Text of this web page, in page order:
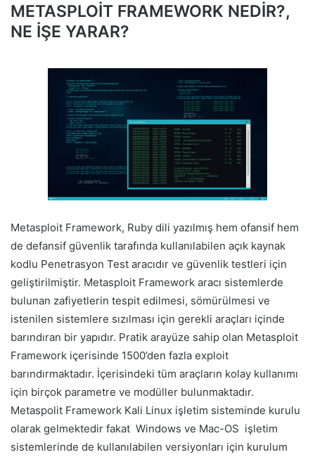
METASPLOİT FRAMEWORK NEDİR?,
NE İŞE YARAR?
Metasploit Framework, Ruby dili yazılmış hem ofansif hem
de defansif güvenlik tarafında kullanılabilen açık kaynak
kodlu Penetrasyon Test aracıdır ve güvenlik testleri için
geliştirilmiştir. Metasploit Framework aracı sistemlerde
bulunan zafiyetlerin tespit edilmesi, sömürülmesi ve
istenilen sistemlere sızılması için gerekli araçları içinde
barındıran bir yapıdır. Pratik arayüze sahip olan Metasploit
Framework içerisinde 1500’den fazla exploit
barındırmaktadır. İçerisindeki tüm araçların kolay kullanımı
için birçok parametre ve modüller bulunmaktadır.
Metaspolit Framework Kali Linux işletim sisteminde kurulu
olarak gelmektedir fakat Windows ve Mac-OS işletim
sistemlerinde de kullanılabilen versiyonları için kurulum